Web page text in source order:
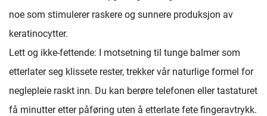
noe som stimulerer raskere og sunnere produksjon av
keratinocytter.
Lett og ikke-fettende: I motsetning til tunge balmer som
etterlater seg klissete rester, trekker vår naturlige formel for
neglepleie raskt inn. Du kan berøre telefonen eller tastaturet
få minutter etter påføring uten å etterlate fete fingeravtrykk.